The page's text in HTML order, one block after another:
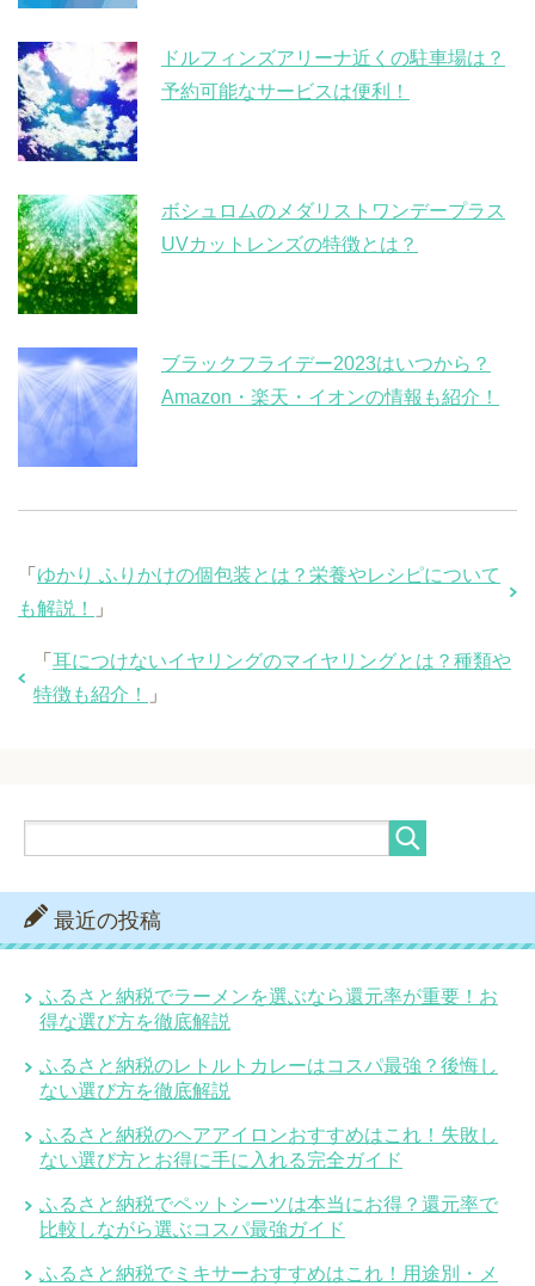
ドルフィンズアリーナ近くの駐車場は？
予約可能なサービスは便利！
ボシュロムのメダリストワンデープラス
UVカットレンズの特徴とは？
ブラックフライデー2023はいつから？
Amazon・楽天・イオンの情報も紹介！
「 ゆかり ふりかけの個包装とは？栄養やレシピについて
も解説！
」
「 耳につけないイヤリングのマイヤリングとは？種類や
特徴も紹介！
」
最近の投稿
ふるさと納税でラーメンを選ぶなら還元率が重要！お
得な選び方を徹底解説
ふるさと納税のレトルトカレーはコスパ最強？後悔し
ない選び方を徹底解説
ふるさと納税のヘアアイロンおすすめはこれ！失敗し
ない選び方とお得に手に入れる完全ガイド
ふるさと納税でペットシーツは本当にお得？還元率で
比較しながら選ぶコスパ最強ガイド
ふるさと納税でミキサーおすすめはこれ！用途別・メ